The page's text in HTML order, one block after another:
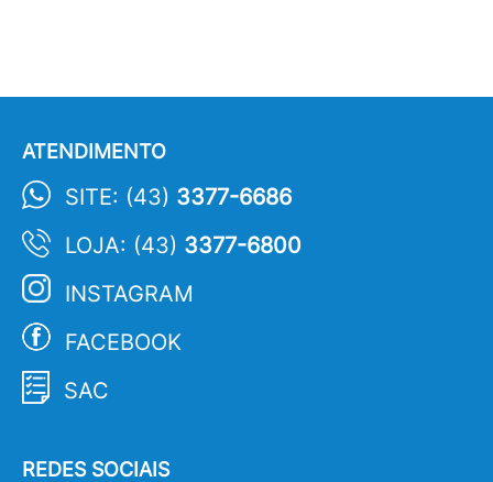
ATENDIMENTO
SITE: (43) 3377-6686
LOJA: (43) 3377-6800
INSTAGRAM
FACEBOOK
SAC
REDES SOCIAIS